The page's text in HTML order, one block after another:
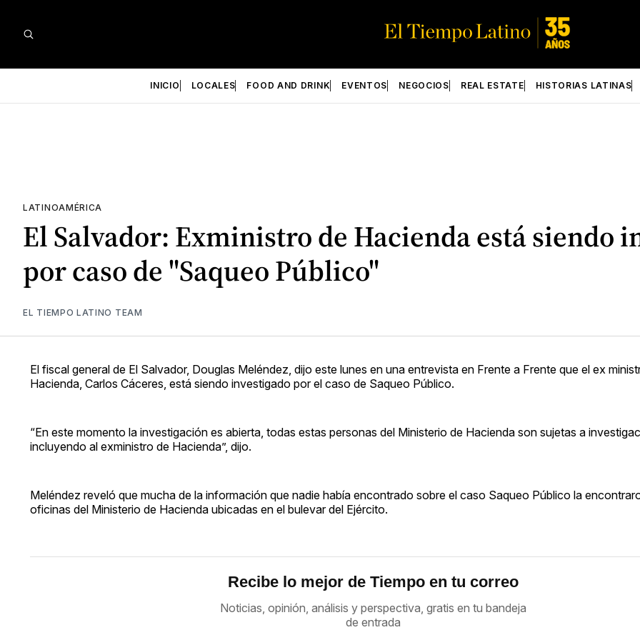
INICIO LOCALES FOOD AND DRINK EVENTOS NEGOCIOS REAL ESTATE HISTORIAS LATINAS
LATINOAMÉRICA
El Salvador: Exministro de Hacienda está siendo
por caso de "Saqueo Público"
EL TIEMPO LATINO TEAM
El fiscal general de El Salvador, Douglas Meléndez, dijo este lunes en una entrevista en Frente a Frente que el ex
Hacienda, Carlos Cáceres, está siendo investigado por el caso de Saqueo Público.
“En este momento la investigación es abierta, todas estas personas del Ministerio de Hacienda son sujetas a
incluyendo al exministro de Hacienda”, dijo.
Meléndez reveló que mucha de la información que nadie había encontrado sobre el caso Saqueo Público la
oficinas del Ministerio de Hacienda ubicadas en el bulevar del Ejército.
Recibe lo mejor de Tiempo en tu correo
Noticias, opinión, análisis y perspectiva, gratis en tu bandeja
de entrada